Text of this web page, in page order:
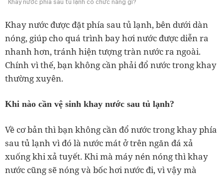
Khay nước phía sau tủ lạnh có chức năng gì?
Khay nước được đặt phía sau tủ lạnh, bên dưới dàn
nóng, giúp cho quá trình bay hơi nước được diễn ra
nhanh hơn, tránh hiện tượng tràn nước ra ngoài.
Chính vì thế, bạn không cần phải đổ nước trong khay
thường xuyên.
Khi nào cần vệ sinh khay nước sau tủ lạnh?
Về cơ bản thì bạn không cần đổ nước trong khay phía
sau tủ lạnh vì đó là nước mát ở trên ngăn đá xả
xuống khi xả tuyết. Khi mà máy nén nóng thì khay
nước cũng sẽ nóng và bốc hơi nước đi, vì vậy mà